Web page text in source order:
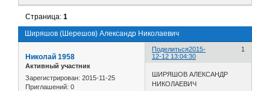
Ширяшов (Шерешов) Александр Николаевич
Страница:1
Поделиться 1
2015-
12-12 13:04:30
Николай 1958
Активный участник
Зарегистрирован: 2015-11-25
Приглашений: 0
ШИРЯШОВ АЛЕКСАНДР
НИКОЛАЕВИЧ